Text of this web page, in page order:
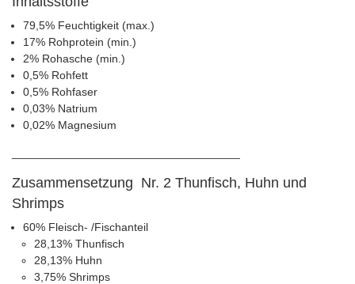
79,5% Feuchtigkeit (max.)
17% Rohprotein (min.)
2% Rohasche (min.)
0,5% Rohfett
0,5% Rohfaser
0,03% Natrium
0,02% Magnesium
Zusammensetzung Nr. 2 Thunfisch, Huhn und
Shrimps
60% Fleisch- /Fischanteil
28,13% Thunfisch
28,13% Huhn
3,75% Shrimps